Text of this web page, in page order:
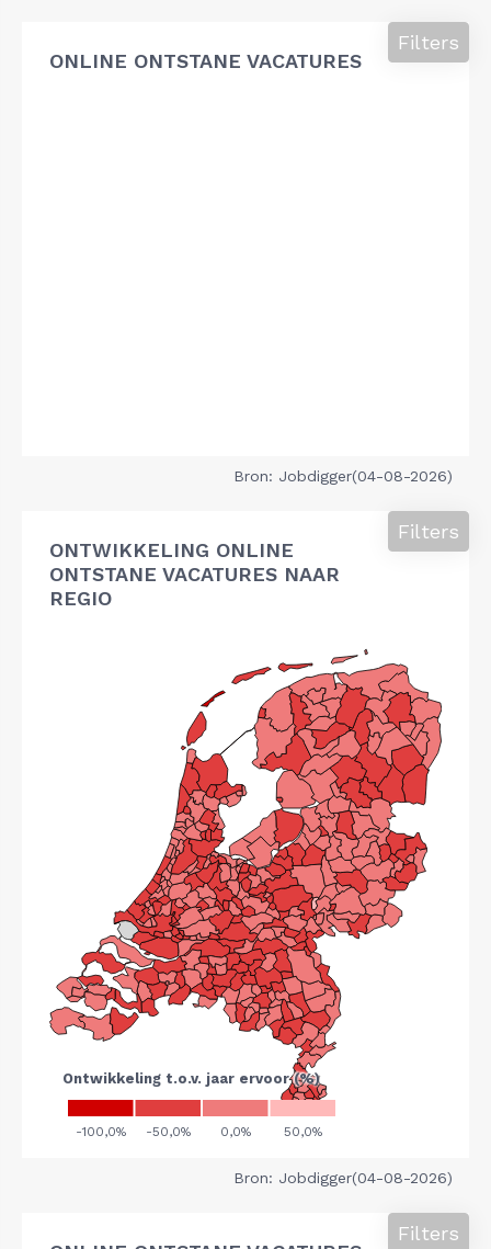
ONLINE ONTSTANE VACATURES
Filters
Bron: Jobdigger(04-08-2026)
ONTWIKKELING ONLINE
ONTSTANE VACATURES NAAR
REGIO
Filters
Bron: Jobdigger(04-08-2026)
Filters